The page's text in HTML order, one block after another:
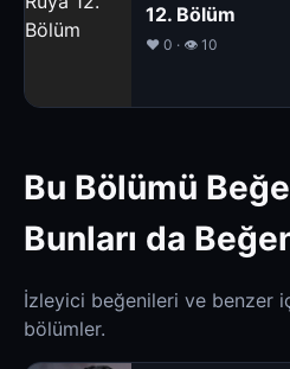
12. Bölüm
❤️ 0 · 👁 10
Bu Bölümü
Bunları da
İzleyici beğenileri ve benzer
bölümler.